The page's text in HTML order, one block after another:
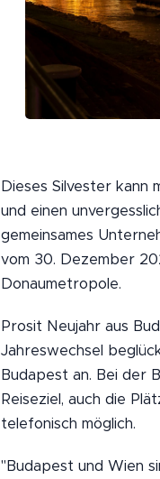
Dieses Silvester kann
und einen
gemeinsames
vom 30. Dezember
Donaumetropole.
Prosit Neujahr aus
Jahreswechsel
Budapest an. Bei der
Reiseziel, auch die
telefonisch möglich.
"Budapest und Wien